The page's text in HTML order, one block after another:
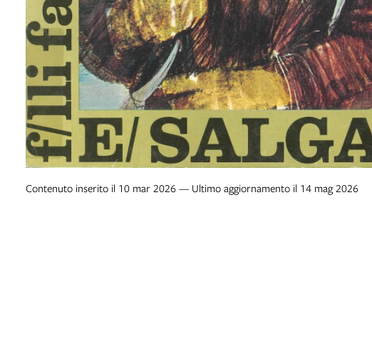
Contenuto inserito il 10 mar 2026 — Ultimo aggiornamento il 14 mag 2026